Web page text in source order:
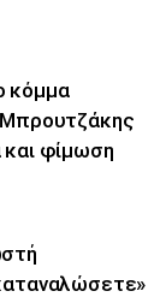
κόμμα
Μπρουτζάκης
και φίμωση